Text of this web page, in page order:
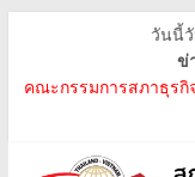
วันนี้
ข่
คณะกรรมการสภาธุร
แทนภาครัฐเวียดนาม
คณะกรรมการสภาธุรกิ
สถาปนา บริษัท ห้องปฏิ